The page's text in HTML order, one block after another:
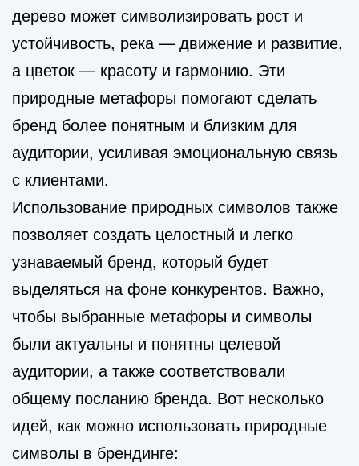
дерево может символизировать рост и
устойчивость, река — движение и развитие,
а цветок — красоту и гармонию. Эти
природные метафоры помогают сделать
бренд более понятным и близким для
аудитории, усиливая эмоциональную связь
с клиентами.
Использование природных символов также
позволяет создать целостный и легко
узнаваемый бренд, который будет
выделяться на фоне конкурентов. Важно,
чтобы выбранные метафоры и символы
были актуальны и понятны целевой
аудитории, а также соответствовали
общему посланию бренда. Вот несколько
идей, как можно использовать природные
символы в брендинге: